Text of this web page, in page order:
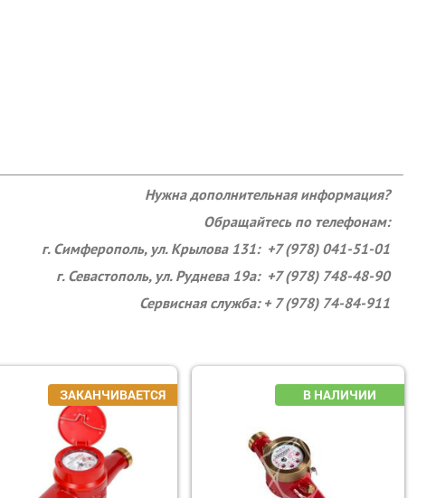
Нужна дополнительная информация?
Обращайтесь по телефонам:
г. Симферополь, ул. Крылова 131: +7 (978) 041-51-01
г. Севастополь, ул. Руднева 19а: +7 (978) 748-48-90
Сервисная служба: + 7 (978) 74-84-911